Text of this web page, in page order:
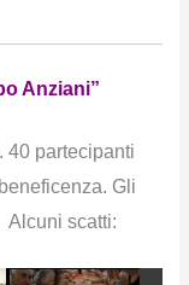
Anziani”
40 partecipanti
Gli
Alcuni scatti: